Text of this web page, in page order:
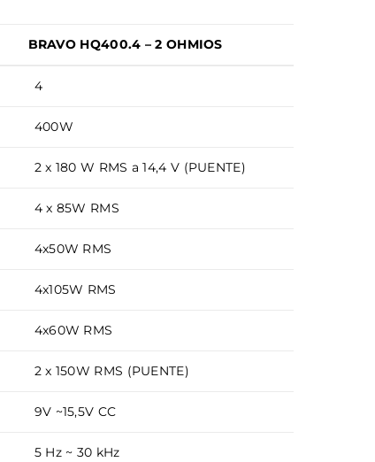
BRAVO HQ400.4 – 2 OHMIOS
4
400W
2 x 180 W RMS a 14,4 V (PUENTE)
4 x 85W RMS
4x50W RMS
4x105W RMS
4x60W RMS
2 x 150W RMS (PUENTE)
9V ~15,5V CC
5 Hz ~ 30 kHz